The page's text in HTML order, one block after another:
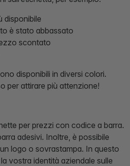
disponibile
è stato abbassato
scontato
disponibili in diversi colori.
per attirare più attenzione!
per prezzi con codice a barra.
adesivi. Inoltre, è possibile
logo o sovrastampa. In questo
vostra identità aziendale sulle